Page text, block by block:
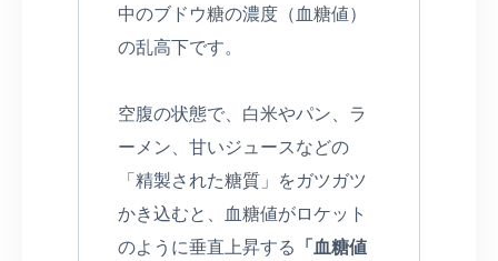
中のブドウ糖の濃度（血糖値）
の乱高下です。
空腹の状態で、白米やパン、ラ
ーメン、甘いジュースなどの
「精製された糖質」をガツガツ
かき込むと、血糖値がロケット
のように垂直上昇する 「血糖値